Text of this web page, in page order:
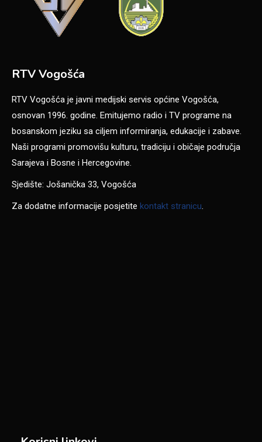
RTV Vogošća
RTV Vogošća je javni medijski servis općine Vogošća,
osnovan 1996. godine. Emitujemo radio i TV programe na
bosanskom jeziku sa ciljem informiranja, edukacije i zabave.
Naši programi promovišu kulturu, tradiciju i običaje područja
Sarajeva i Bosne i Hercegovine.
Sjedište: Jošanička 33, Vogošća
Za dodatne informacije posjetite kontakt stranicu.